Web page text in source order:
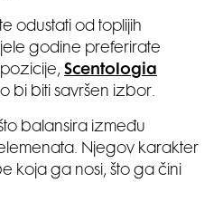
odustati od toplijih
godine preferirate
Scentologia
bi biti savršen izbor.
balansira između
Njegov karakter
koja ga nosi, što ga čini